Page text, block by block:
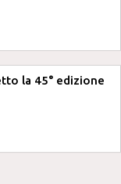
la 45° edizione